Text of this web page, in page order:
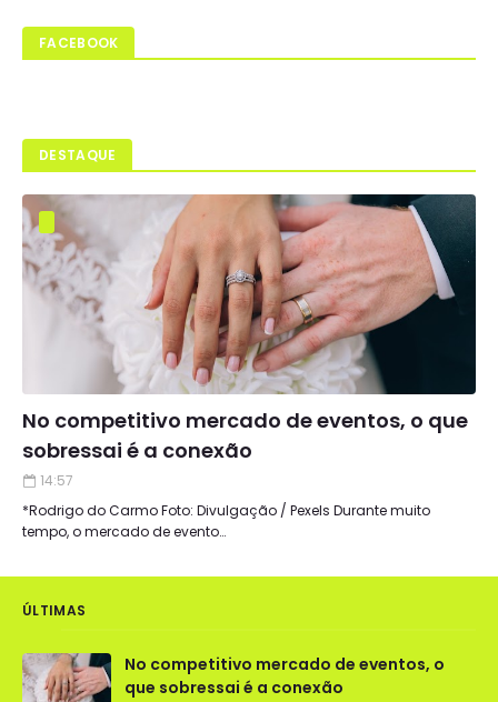
FACEBOOK
DESTAQUE
No competitivo mercado de eventos, o que
sobressai é a conexão
14:57
*Rodrigo do Carmo Foto: Divulgação / Pexels Durante muito
tempo, o mercado de evento…
ÚLTIMAS
No competitivo mercado de eventos, o
que sobressai é a conexão